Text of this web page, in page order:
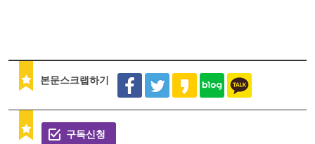
본문스크랩하기
구독신청